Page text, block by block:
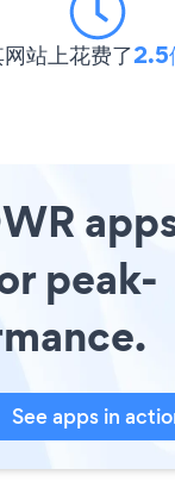
站上花费了2.5
peak-
See apps in